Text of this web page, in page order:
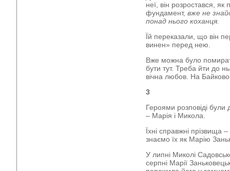
неї, він розростався,
фундамент, вже не
понад нього коханця.
Їй переказали, що він
винен» перед нею.
Вже можна було
бути тут. Треба йти до
вічна любов. На
3
Героями розповіді були
– Марія і Микола.
Їхні справжні прізвища
знаємо їх як Марію
У липні Миколі
серпні Марії